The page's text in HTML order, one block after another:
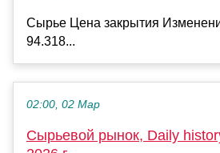
Сырье Цена закрытия
94.318...
02:00, 02 Мар
Сырьевой рынок, Daily